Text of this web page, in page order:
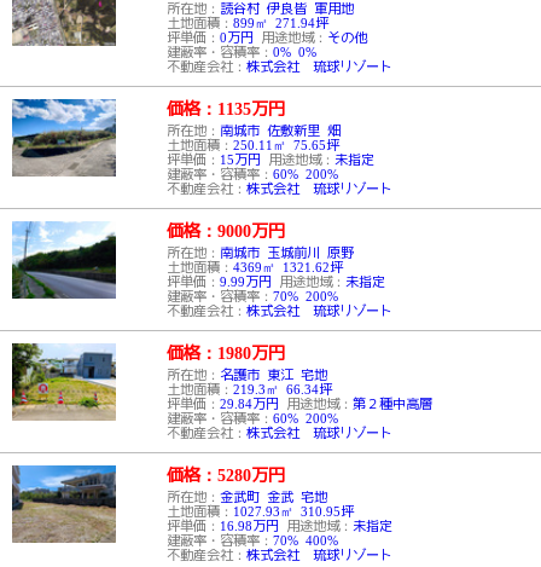
所在地： 読谷村 伊良皆 軍用地
土地面積：899㎡ 271.94坪
坪単価：0万円 用途地域： その他
建蔽率・容積率：0% 0%
不動産会社：株式会社 琉球リゾート
価格：1135万円
所在地： 南城市 佐敷新里 畑
土地面積：250.11㎡ 75.65坪
坪単価： 15万円 用途地域： 未指定
建蔽率・容積率：60% 200%
不動産会社：株式会社 琉球リゾート
価格：9000万円
所在地： 南城市 玉城前川 原野
土地面積：4369㎡ 1321.62坪
坪単価：9.99万円 用途地域： 未指定
建蔽率・容積率：70% 200%
不動産会社：株式会社 琉球リゾート
価格：1980万円
所在地： 名護市 東江 宅地
土地面積：219.3㎡ 66.34坪
坪単価：29.84万円 用途地域：第２種中高層
建蔽率・容積率：60% 200%
不動産会社：株式会社 琉球リゾート
価格：5280万円
所在地：金武町 金武 宅地
土地面積： 1027.93㎡ 310.95坪
坪単価： 16.98万円 用途地域： 未指定
建蔽率・容積率：70% 400%
不動産会社：株式会社 琉球リゾート